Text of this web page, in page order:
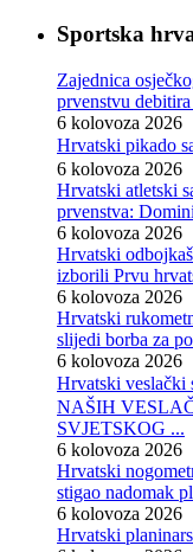
Sportska
Zajednica
prvenstvu
6 kolovoza 2026
Hrvatski pikado
6 kolovoza 2026
Hrvatski atletski
prvenstva:
6 kolovoza 2026
Hrvatski
izborili Prvu
6 kolovoza 2026
Hrvatski
slijedi borba za
6 kolovoza 2026
Hrvatski
NAŠIH
SVJETSKOG ...
6 kolovoza 2026
Hrvatski
stigao nadomak
6 kolovoza 2026
Hrvatski